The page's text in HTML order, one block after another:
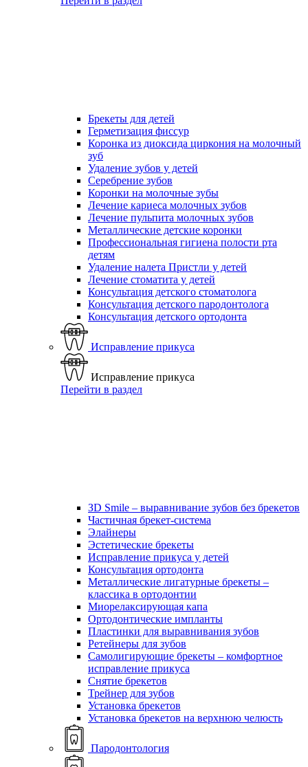
Брекеты для детей
Герметизация фиссур
Коронка из диоксида циркония на молочный
зуб
Удаление зубов у детей
Серебрение зубов
Коронки на молочные зубы
Лечение кариеса молочных зубов
Лечение пульпита молочных зубов
Металлические детские коронки
Профессиональная гигиена полости рта
детям
Удаление налета Пристли у детей
Лечение стоматита у детей
Консультация детского стоматолога
Консультация детского пародонтолога
Консультация детского ортодонта
Исправление прикуса
Исправление прикуса
Перейти в раздел
ЗD Smile – выравнивание зубов без брекетов
Частичная брекет-система
Элайнеры
Эстетические брекеты
Исправление прикуса у детей
Консультация ортодонта
Металлические лигатурные брекеты –
классика в ортодонтии
Миорелаксирующая капа
Ортодонтические импланты
Пластинки для выравнивания зубов
Ретейнеры для зубов
Самолигирующие брекеты – комфортное
исправление прикуса
Снятие брекетов
Трейнер для зубов
Установка брекетов
Установка брекетов на верхнюю челюсть
Пародонтология